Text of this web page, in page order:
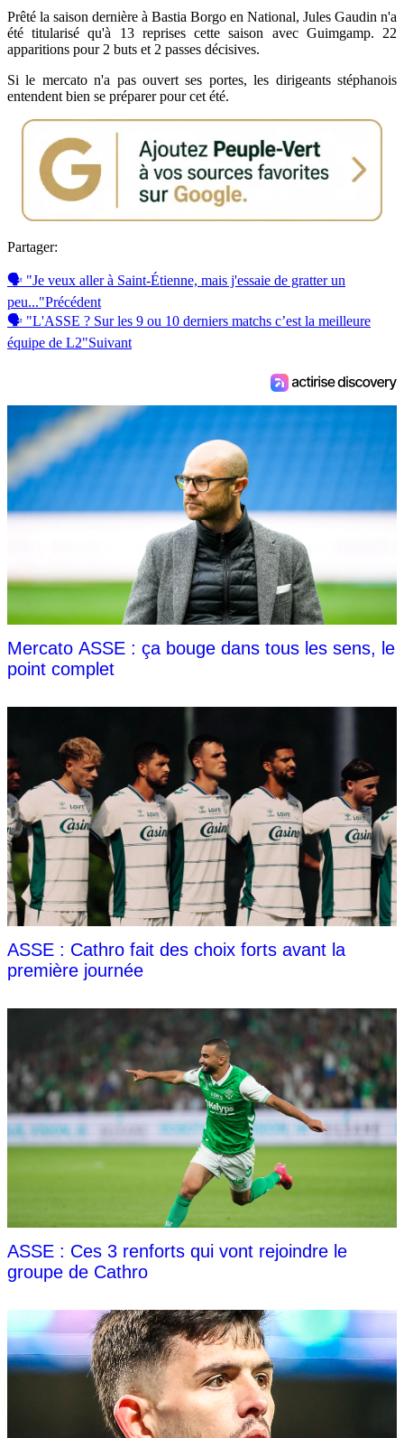
Prêté la saison dernière à Bastia Borgo en National, Jules Gaudin n'a
été titularisé qu'à 13 reprises cette saison avec Guimgamp. 22
apparitions pour 2 buts et 2 passes décisives.
Si le mercato n'a pas ouvert ses portes, les dirigeants stéphanois
entendent bien se préparer pour cet été.
Partager:
🗣 "Je veux aller à Saint-Étienne, mais j'essaie de gratter un
peu..."Précédent
🗣 "L'ASSE ? Sur les 9 ou 10 derniers matchs c’est la meilleure
équipe de L2"Suivant
Mercato ASSE : ça bouge dans tous les sens, le
point complet
ASSE : Cathro fait des choix forts avant la
première journée
ASSE : Ces 3 renforts qui vont rejoindre le
groupe de Cathro